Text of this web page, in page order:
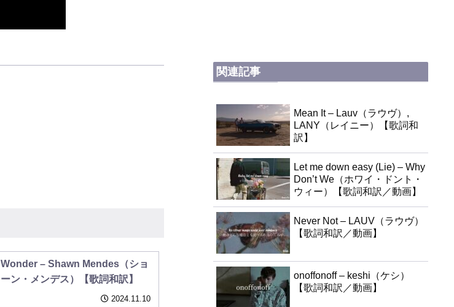
Wonder – Shawn Mendes（ショ
ーン・メンデス）【歌詞和訳】
2024.11.10
関連記事
Mean It – Lauv（ラウヴ）,
LANY（レイニー）【歌詞和
訳】
Let me down easy (Lie) – Why
Don’t We（ホワイ・ドント・
ウィー）【歌詞和訳／動画】
Never Not – LAUV（ラウヴ）
【歌詞和訳／動画】
onoffonoff – keshi（ケシ）
【歌詞和訳／動画】